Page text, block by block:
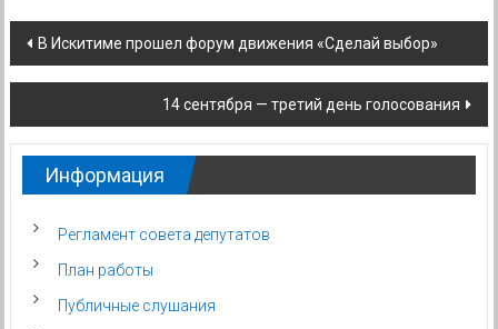
Навигация
по
записям
В Искитиме прошел форум движения «Сделай выбор»
14 сентября — третий день голосования
Информация
Регламент совета депутатов
План работы
Публичные слушания